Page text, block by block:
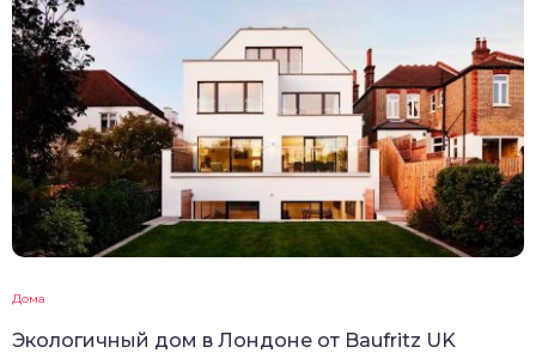
Дома
Экологичный дом в Лондоне от Baufritz UK